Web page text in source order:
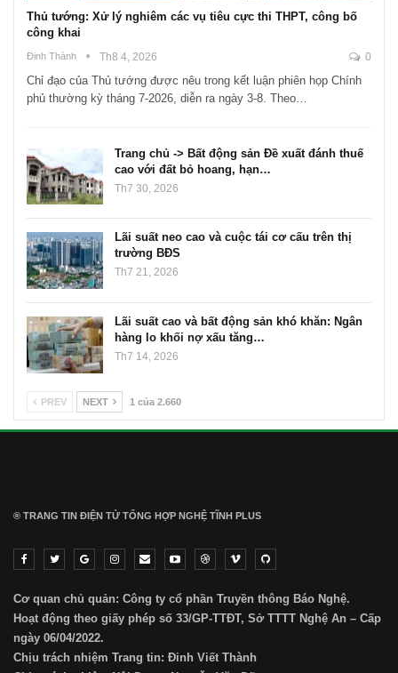
Thủ tướng: Xử lý nghiêm các vụ tiêu cực thi THPT, công bố
công khai
Đinh Thành Th8 4, 2026 0
Chỉ đạo của Thủ tướng được nêu trong kết luận phiên họp Chính
phủ thường kỳ tháng 7-2026, diễn ra ngày 3-8. Theo…
Trang chủ -> Bất động sản Đề xuất đánh thuế
cao với đất bỏ hoang, hạn…
Th7 30, 2026
Lãi suất neo cao và cuộc tái cơ cấu trên thị
trường BĐS
Th7 21, 2026
Lãi suất cao và bất động sản khó khăn: Ngân
hàng lo khối nợ xấu tăng…
Th7 14, 2026
PREV NEXT 1 của 2.660
® TRANG TIN ĐIỆN TỬ ТỔNG HỢP NGHỆ TĨNH PLUS
Cơ quan chủ quản: Công ty cổ phần Truyền thông Báo Nghệ.
Hoạt động theo giấy phép số 33/GP-TTĐT, Sở TTTT Nghệ An – Cấp
ngày 06/04/2022.
Chịu trách nhiệm Trang tin: Đinh Viết Thành